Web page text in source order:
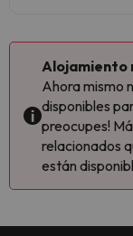
Alojamiento
Ahora mismo
disponibles
preocupes!
relacionados
están